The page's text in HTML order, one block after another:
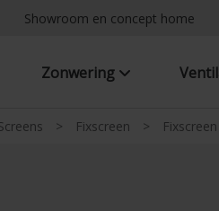
Showroom en concept home
Zonwering
> Fixscreen >